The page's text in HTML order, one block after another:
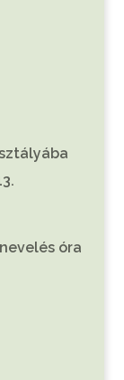
óra